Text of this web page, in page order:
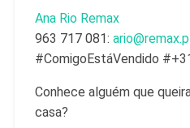
Ana Rio Remax
963 717 081:
#ComigoEstáVendido
Conhece alguém que
casa?